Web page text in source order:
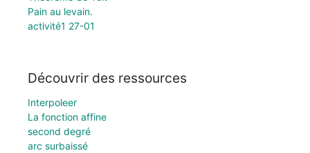
Pain au levain.
activité1 27-01
Découvrir des ressources
Interpoleer
La fonction affine
second degré
arc surbaissé